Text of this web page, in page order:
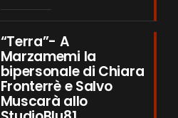
“Terra”- A
Marzamemi la
bipersonale di Chiara
Fronterrè e Salvo
Muscarà allo